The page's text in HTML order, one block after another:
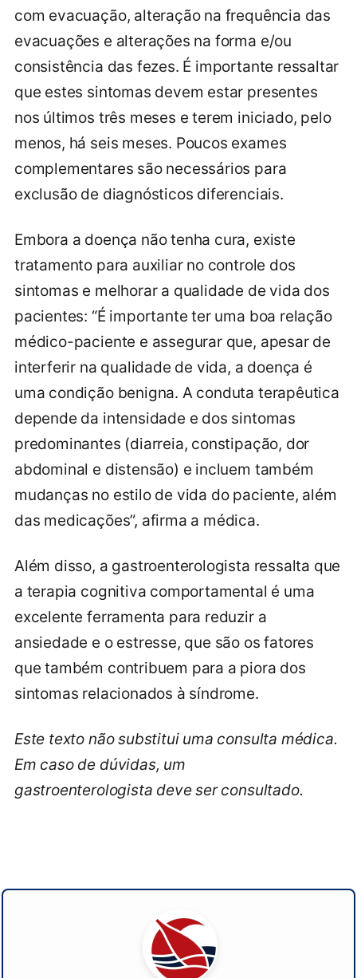
com evacuação, alteração na frequência das
evacuações e alterações na forma e/ou
consistência das fezes. É importante ressaltar
que estes sintomas devem estar presentes
nos últimos três meses e terem iniciado, pelo
menos, há seis meses. Poucos exames
complementares são necessários para
exclusão de diagnósticos diferenciais.
Embora a doença não tenha cura, existe
tratamento para auxiliar no controle dos
sintomas e melhorar a qualidade de vida dos
pacientes: “É importante ter uma boa relação
médico-paciente e assegurar que, apesar de
interferir na qualidade de vida, a doença é
uma condição benigna. A conduta terapêutica
depende da intensidade e dos sintomas
predominantes (diarreia, constipação, dor
abdominal e distensão) e incluem também
mudanças no estilo de vida do paciente, além
das medicações”, afirma a médica.
Além disso, a gastroenterologista ressalta que
a terapia cognitiva comportamental é uma
excelente ferramenta para reduzir a
ansiedade e o estresse, que são os fatores
que também contribuem para a piora dos
sintomas relacionados à síndrome.
Este texto não substitui uma consulta médica.
Em caso de dúvidas, um
gastroenterologista deve ser consultado.